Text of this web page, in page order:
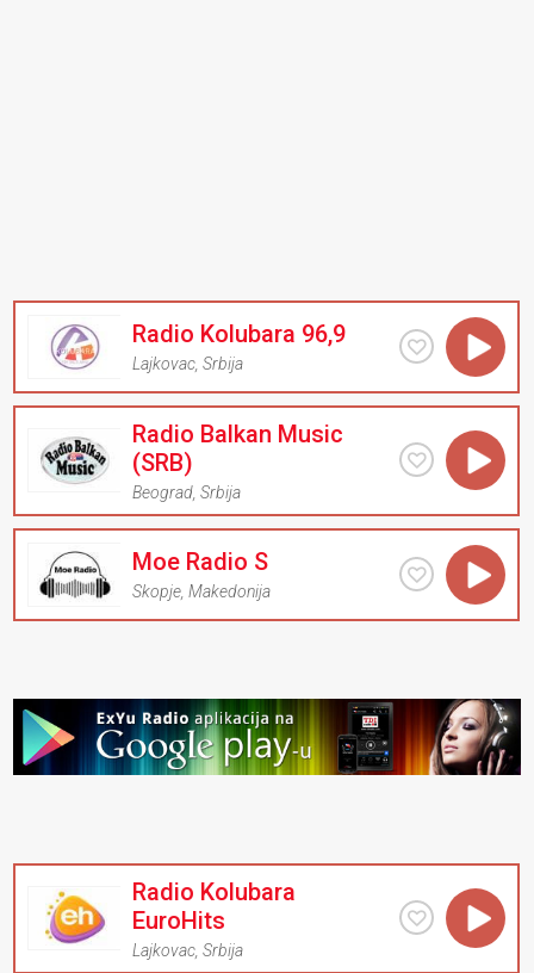
Radio Kolubara 96,9
Lajkovac ,Srbija
Radio Balkan Music
(SRB)
Beograd ,Srbija
Moe Radio S
Skopje ,Makedonija
Radio Kolubara
EuroHits
Lajkovac ,Srbija